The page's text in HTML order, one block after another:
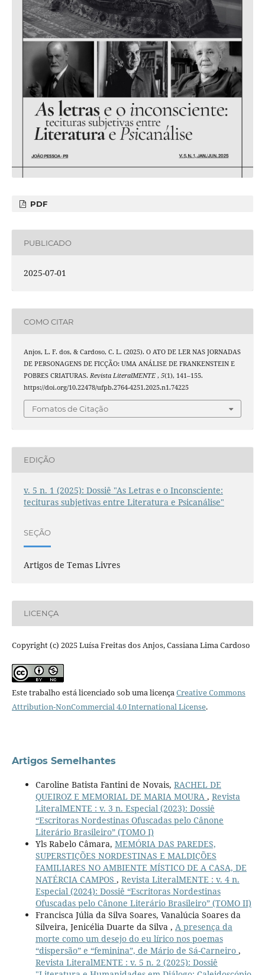
PDF
PUBLICADO
2025-07-01
COMO CITAR
Anjos, L. F. dos, & Cardoso, C. L. (2025). O ATO DE LER NAS JORNADAS
DE PERSONAGENS DE FICÇÃO: UMA ANÁLISE DE FRANKENSTEIN E
POBRES CRIATURAS. Revista LiteralMENTE , 5(1), 141–155.
https://doi.org/10.22478/ufpb.2764-4251.2025.n1.74225
Fomatos de Citação
EDIÇÃO
v. 5 n. 1 (2025): Dossiê "As Letras e o Inconsciente:
tecituras subjetivas entre Literatura e Psicanálise"
SEÇÃO
Artigos de Temas Livres
LICENÇA
Copyright (c) 2025 Luísa Freitas dos Anjos, Cassiana Lima Cardoso
Este trabalho está licenciado sob uma licençaCreative Commons
Attribution-NonCommercial 4.0 International License.
Artigos Semelhantes
Caroline Batista Fantini de Novais, RACHEL DE
QUEIROZ E MEMORIAL DE MARIA MOURA , Revista
LiteralMENTE : v. 3 n. Especial (2023): Dossiê
“Escritoras Nordestinas Ofuscadas pelo Cânone
Literário Brasileiro” (TOMO I)
Yls Rabelo Câmara, MEMÓRIA DAS PAREDES,
SUPERSTIÇÕES NORDESTINAS E MALDIÇÕES
FAMILIARES NO AMBIENTE MÍSTICO DE A CASA, DE
NATÉRCIA CAMPOS , Revista LiteralMENTE : v. 4 n.
Especial (2024): Dossiê “Escritoras Nordestinas
Ofuscadas pelo Cânone Literário Brasileiro” (TOMO II)
Francisca Júlia da Silva Soares, Vanalúcia Soares da
Silveira, Jenicélia Duarte da Silva , A presença da
morte como um desejo do eu lírico nos poemas
“dispersão” e “feminina”, de Mário de Sá-Carneiro ,
Revista LiteralMENTE : v. 5 n. 2 (2025): Dossiê